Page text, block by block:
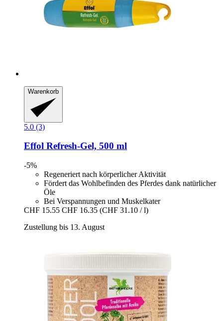
Warenkorb
5.0 (3)
Effol Refresh-​Gel, 500 ml
-5%
Regeneriert nach körperlicher Aktivität
Fördert das Wohlbefinden des Pferdes dank natürlicher
Öle
Bei Verspannungen und Muskelkater
CHF 15.55 CHF 16.35 (CHF 31.10 / l)
Zustellung bis 13. August